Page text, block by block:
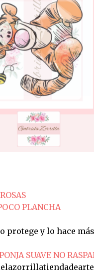
PLANCHA
protege y lo hace
SUAVE NO